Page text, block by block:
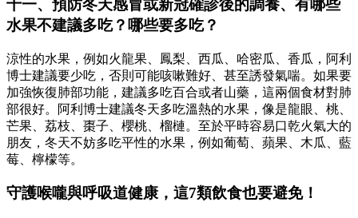
十一、預防冬天感冒或新冠確診後的調養、有哪些
水果不建議多吃？哪些要多吃？
涼性的水果，例如火龍果、鳳梨、西瓜、哈密瓜、香瓜，阿利
博士建議要少吃，否則可能咳嗽難好、甚至誘發氣喘。如果要
加強恢復肺部功能，建議多吃百合或者山藥，這兩個食材對肺
部很好。阿利博士建議冬天多吃溫熱的水果，像是龍眼、桃、
芒果、荔枝、棗子、櫻桃、榴槤。至於平時容易口乾火氣大的
朋友，冬天不妨多吃平性的水果，例如葡萄、蘋果、木瓜、藍
莓、檸檬等。
守護喉嚨與呼吸道健康，這7類飲食也要避免！